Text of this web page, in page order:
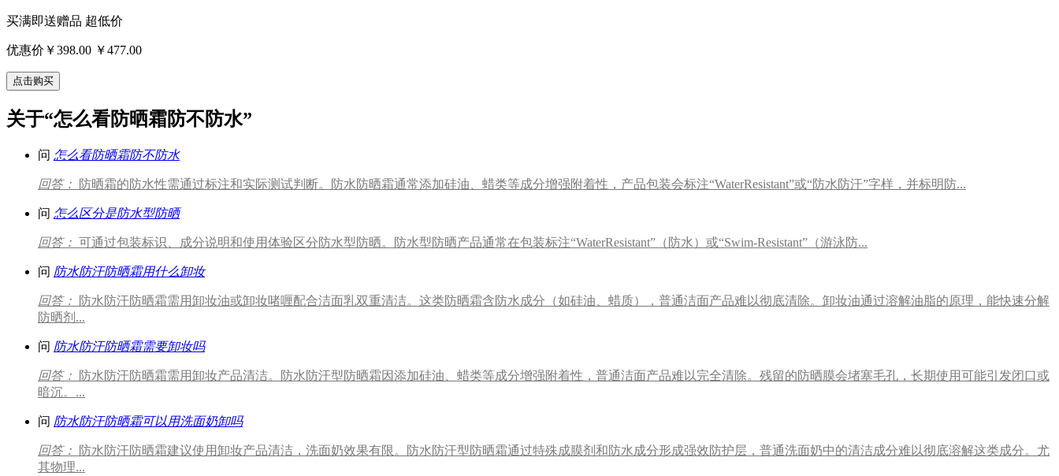
买满即送赠品 超低价
优惠价￥398.00 ￥477.00
点击购买
关于“怎么看防晒霜防不防水”
问 怎么看防晒霜防不防水
回答： 防晒霜的防水性需通过标注和实际测试判断。防水防晒霜通常添加硅油、蜡类等成分增强附着性，产品包装会标注“WaterResistant”或“防水防汗”字样，并标明防...
问 怎么区分是防水型防晒
回答： 可通过包装标识、成分说明和使用体验区分防水型防晒。防水型防晒产品通常在包装标注“WaterResistant”（防水）或“Swim-Resistant”（游泳防...
问 防水防汗防晒霜用什么卸妆
回答：
防水防汗防晒霜需用卸妆油或卸妆啫喱配合洁面乳双重清洁。这类防晒霜含防水成分（如硅油、蜡质），普通洁面产品难以彻底清除。卸妆油通过溶解油脂的原理，能快速分解
防晒剂...
问 防水防汗防晒霜需要卸妆吗
回答：
防水防汗防晒霜需用卸妆产品清洁。防水防汗型防晒霜因添加硅油、蜡类等成分增强附着性，普通洁面产品难以完全清除。残留的防晒膜会堵塞毛孔，长期使用可能引发闭口或
暗沉。...
问 防水防汗防晒霜可以用洗面奶卸吗
回答：
防水防汗防晒霜建议使用卸妆产品清洁，洗面奶效果有限。防水防汗型防晒霜通过特殊成膜剂和防水成分形成强效防护层，普通洗面奶中的清洁成分难以彻底溶解这类成分。尤
其物理...